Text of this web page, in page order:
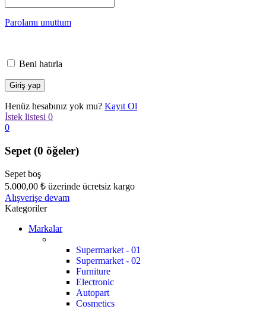
Parolamı unuttum
Beni hatırla
Henüz hesabınız yok mu? Kayıt Ol
İstek listesi 0
0
Sepet (0 öğeler)
Sepet boş
5.000,00 ₺ üzerinde ücretsiz kargo
Alışverişe devam
Kategoriler
Markalar
Supermarket - 01
Supermarket - 02
Furniture
Electronic
Autopart
Cosmetics